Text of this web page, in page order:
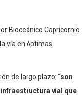
Bioceánico Capricornio
vía en óptimas
de largo plazo: “son
vial que